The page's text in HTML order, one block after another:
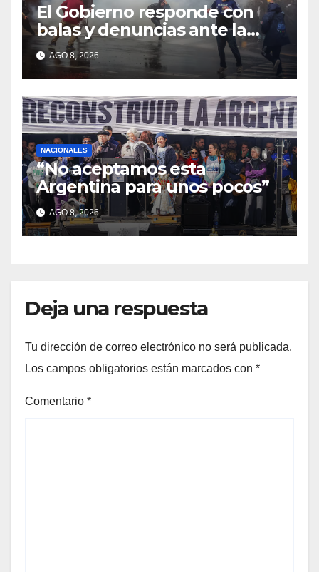
El Gobierno responde con
balas y denuncias ante la
protesta
AGO 8, 2026
NACIONALES
“No aceptamos esta
Argentina para unos pocos”
AGO 8, 2026
Deja una respuesta
Tu dirección de correo electrónico no será publicada.
Los campos obligatorios están marcados con *
Comentario *